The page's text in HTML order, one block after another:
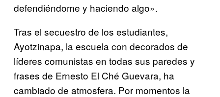
defendiéndome y haciendo algo».
Tras el secuestro de los estudiantes,
Ayotzinapa, la escuela con decorados de
líderes comunistas en todas sus paredes y
frases de Ernesto El Ché Guevara, ha
cambiado de atmosfera. Por momentos la